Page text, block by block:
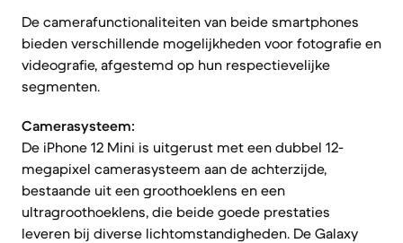
De camerafunctionaliteiten van beide smartphones
bieden verschillende mogelijkheden voor fotografie en
videografie, afgestemd op hun respectievelijke
segmenten.
Camerasysteem:
De iPhone 12 Mini is uitgerust met een dubbel 12-
megapixel camerasysteem aan de achterzijde,
bestaande uit een groothoeklens en een
ultragroothoeklens, die beide goede prestaties
leveren bij diverse lichtomstandigheden. De Galaxy